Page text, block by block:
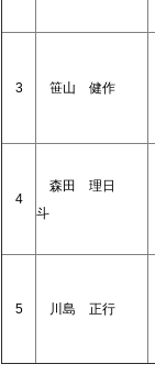
3 笹山 健作
4
森田 理日
斗
5 川島 正行